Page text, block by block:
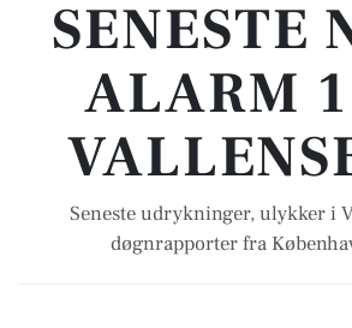
SENESTE
ALARM
Seneste udrykninger, ulykker i
døgnrapporter fra